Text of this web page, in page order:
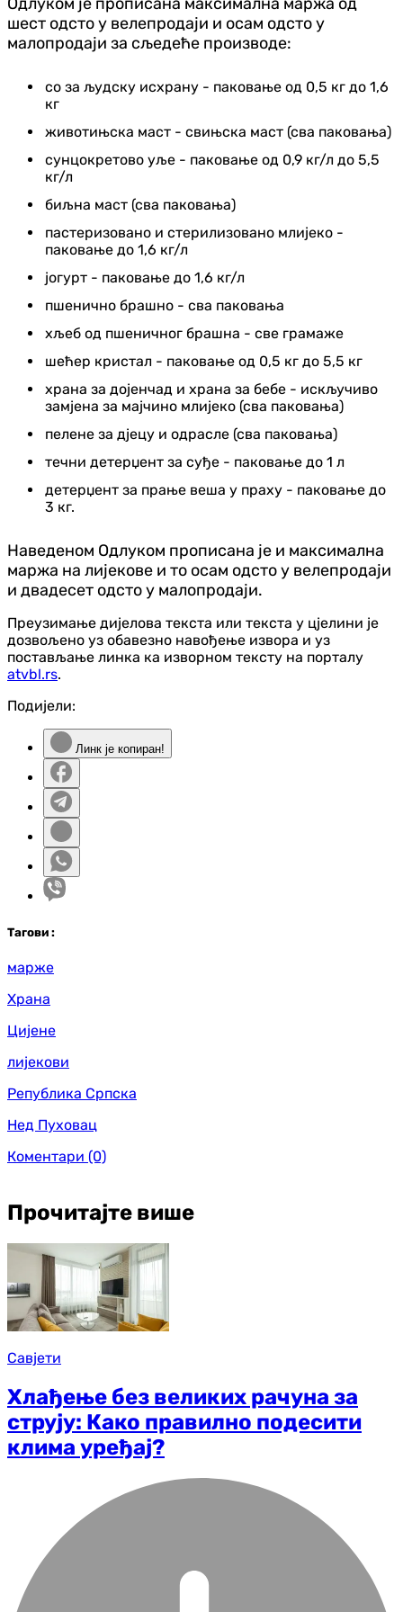
Одлуком је прописана максимална маржа од
шест одсто у велепродаји и осам одсто у
малопродаји за сљедеће производе:
со за људску исхрану - паковање од 0,5 кг до 1,6
кг
животињска маст - свињска маст (сва паковања)
сунцокретово уље - паковање од 0,9 кг/л до 5,5
кг/л
биљна маст (сва паковања)
пастеризовано и стерилизовано млијеко -
паковање до 1,6 кг/л
јогурт - паковање до 1,6 кг/л
пшенично брашно - сва паковања
хљеб од пшеничног брашна - све грамаже
шећер кристал - паковање од 0,5 кг до 5,5 кг
храна за дојенчад и храна за бебе - искључиво
замјена за мајчино млијеко (сва паковања)
пелене за дјецу и одрасле (сва паковања)
течни детерџент за суђе - паковање до 1 л
детерџент за прање веша у праху - паковање до
3 кг.
Наведеном Одлуком прописана је и максимална
маржа на лијекове и то осам одсто у велепродаји
и двадесет одсто у малопродаји.
Преузимање дијелова текста или текста у цјелини је
дозвољено уз обавезно навођење извора и уз
постављање линка ка изворном тексту на порталу
atvbl.rs.
Подијели:
Линк је копиран!
Тагови :
марже
Храна
Цијене
лијекови
Република Српска
Нед Пуховац
Коментари (0)
Прочитајте више
Савјети
Хлађење без великих рачуна за
струју: Како правилно подесити
клима уређај?